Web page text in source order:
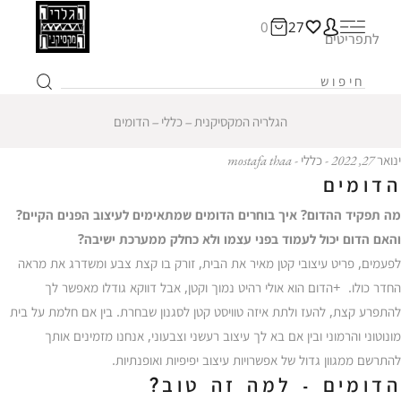
27
0
לתפריטים
הגלריה המקסיקנית ‒כללי ‒ הדומים
ינואר 27, 2022 - כללי - mostafa thaa
הדומים
מה תפקיד ההדום? איך בוחרים הדומים שמתאימים לעיצוב הפנים הקיים?
והאם הדום יכול לעמוד בפני עצמו ולא כחלק ממערכת ישיבה?
לפעמים, פריט עיצובי קטן מאיר את הבית, זורק בו קצת צבע ומשדרג את מראה
החדר כולו. +הדום הוא אולי רהיט נמוך וקטן, אבל דווקא גודלו מאפשר לך
להתפרע קצת, להעז ולתת איזה טוויסט קטן לסגנון שבחרת. בין אם חלמת על בית
מונוטוני והרמוני ובין אם בא לך עיצוב רעשני וצבעוני, אנחנו מזמינים אותך
להתרשם ממגוון גדול של אפשרויות עיצוב יפיפיות ואופנתיות.
הדומים - למה זה טוב?